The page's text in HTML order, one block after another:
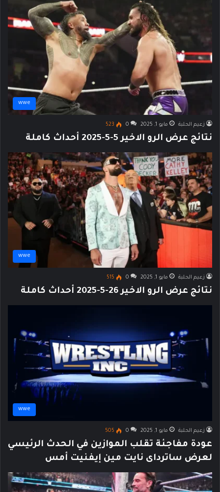
wwe
زعيم الحلبة مايو 1, 2025 0
523
نتائج عرض الرو الاخير 5-5-2025 أحداث كاملة
wwe
زعيم الحلبة مايو 1, 2025 0
515
نتائج عرض الرو الاخير 26-5-2025 أحداث كاملة
wwe
زعيم الحلبة مايو 1, 2025 0
505
عودة مفاجئة تقلب الموازين في الحدث الرئيسي
لعرض ساترداى نايت مين إيفنيت أمس